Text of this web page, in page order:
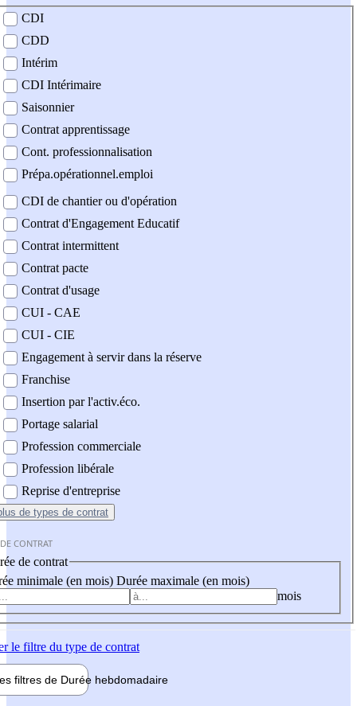
contrat
CDI
CDD
Intérim
CDI Intérimaire
Saisonnier
Contrat apprentissage
Cont. professionnalisation
Prépa.opérationnel.emploi
CDI de chantier ou d'opération
Contrat d'Engagement Educatif
Contrat intermittent
Contrat pacte
Contrat d'usage
CUI - CAE
CUI - CIE
Engagement à servir dans la réserve
Franchise
Insertion par l'activ.éco.
Portage salarial
Profession commerciale
Profession libérale
Reprise d'entreprise
de types de contrat
CONTRAT
de contrat
minimale (en mois) Durée maximale (en mois)
mois
le filtre du type de contrat
filtres de Durée hebdomadaire